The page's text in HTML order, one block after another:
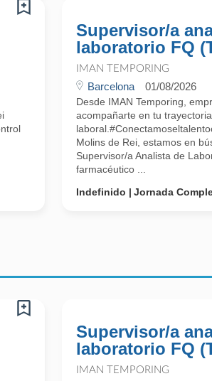
Supervisor/a
laboratorio FQ
IMAN TEMPORING
Barcelona 01/08/2026
Desde IMAN Temporing,
acompañarte en tu trayectoria
Molins de Rei, estamos en
Supervisor/a Analista de
farmacéutico ...
Indefinido
Jornada
Supervisor/a
laboratorio FQ
IMAN TEMPORING